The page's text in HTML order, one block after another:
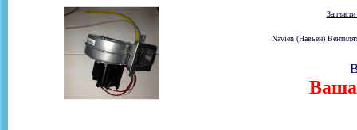
Запчасти
Navien (Навьен)
Ваша